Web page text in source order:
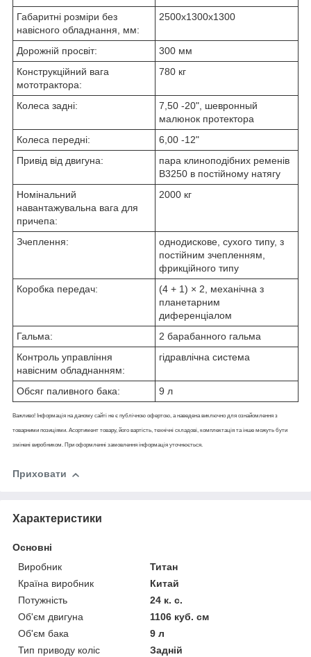
Габаритні розміри без
навісного обладнання, мм:
2500х1300х1300
Дорожній просвіт:
300 мм
Конструкційний вага
мототрактора:
780 кг
Колеса задні:
7,50 -20", шевронный
малюнок протектора
Колеса передні:
6,00 -12"
Привід від двигуна:
пара клиноподібних ременів
B3250 в постійному натягу
Номінальний
навантажувальна вага для
причепа:
2000 кг
Зчеплення:
однодискове, сухого типу, з
постійним зчепленням,
фрикційного типу
Коробка передач:
(4 + 1) × 2, механічна з
планетарним
диференціалом
Гальма:
2 барабанного гальма
Контроль управління
навісним обладнанням:
гідравлічна система
Обсяг паливного бака: 9 л
Важливо! Інформація на даному сайті не є публічною офертою, а наведена виключно для ознайомлення з
товарними позиціями. Асортимент товару, його вартість, технічні складові, комплектація та інше можуть бути
змінені виробником. При оформленні замовлення інформація уточнюється.
Приховати
Характеристики
Основні
Виробник
Титан
Країна виробник
Китай
Потужність
24 к. с.
Об'єм двигуна
1106 куб. см
Об'єм бака
9 л
Тип приводу коліс
Задній